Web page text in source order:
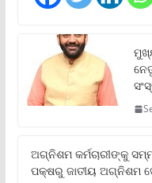
ଅଗ୍ନିଶମ କର୍ମଚାରୀଙ୍କୁ
ପକ୍ଷରୁ ଜାତୀୟ ଅଗ୍ନିଶମ